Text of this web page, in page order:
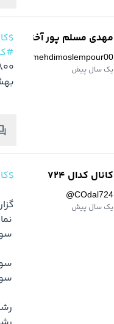
مهدی مسلم پور آخته خانه
mehdimoslempour00
یک سال پیش
کانال کدال 724
@COdal724
یک سال پیش